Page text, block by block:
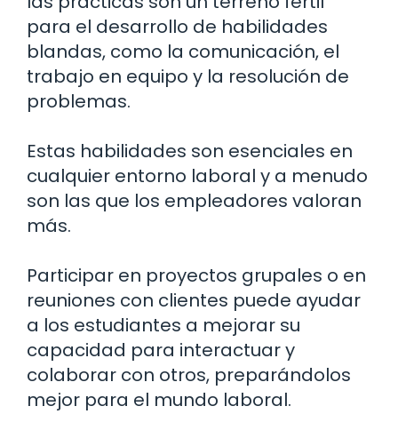
para el desarrollo de habilidades
blandas, como la comunicación, el
trabajo en equipo y la resolución de
problemas.
Estas habilidades son esenciales en
cualquier entorno laboral y a menudo
son las que los empleadores valoran
más.
Participar en proyectos grupales o en
reuniones con clientes puede ayudar
a los estudiantes a mejorar su
capacidad para interactuar y
colaborar con otros, preparándolos
mejor para el mundo laboral.